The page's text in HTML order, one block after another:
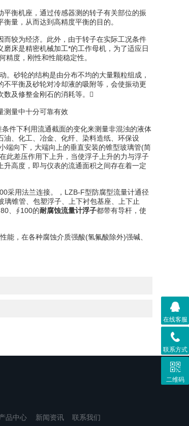
衡机座，通过传感器测的转子有关部位的振
量，从而达到高精度平衡的目的。
较为经济。此外，由于转子在实际工况条件
床是精密机械加工*的工作母机，为了适应日
度，刚性和性能稳定性。
砂轮的结构是由分布不均的大量颗粒组成，
平衡及砂轮对冷却液的吸附等，会使振动更
数及修整金刚石的消耗等。
测量中十分可靠有效
件下利用流通截面的变化来测量非混浊的液体
、化工、冶金、化纤、染料造纸、环保设
端向下，大端向上的垂直安装的锥型玻璃管(简
此差压作用下上升，当使浮子上升的力与浮子
高度，即与仪表的流通面积之间存在着一定
采用法兰连接。，LZB-F型防腐型流量计通径
锥管、包塑浮子、上下衬包基座、上下止
、∮100的耐腐蚀流量计浮子都带有导杆，使
，在各种腐蚀介质强酸(氢氟酸除外)强碱、
品中心 新闻资讯 联系我们
在线客服
联系方式
二维码